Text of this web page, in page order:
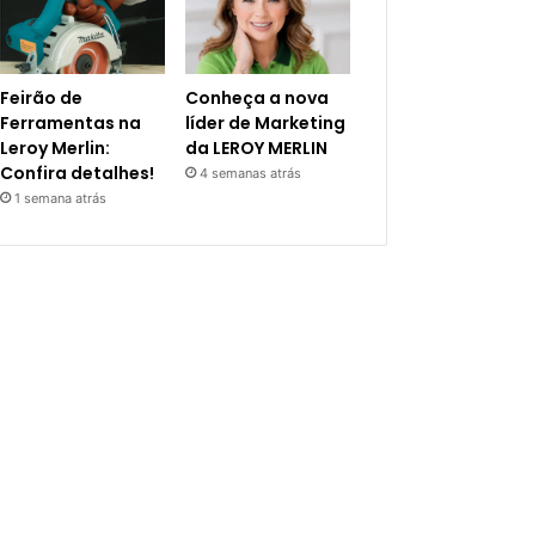
Feirão de
Ferramentas na
Leroy Merlin:
Confira detalhes!
1 semana atrás
Conheça a nova
líder de Marketing
da LEROY MERLIN
4 semanas atrás